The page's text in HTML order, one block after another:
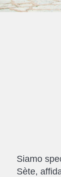
Siamo
Sète,